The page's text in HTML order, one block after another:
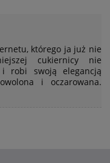
którego ja już nie
cukiernicy nie
robi swoją elegancją
i oczarowana.